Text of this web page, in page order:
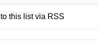
this list via RSS